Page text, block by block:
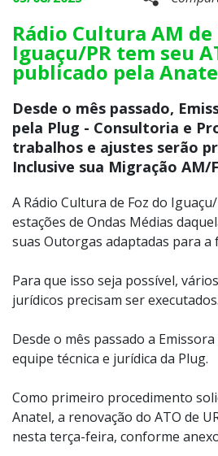
Rádio Cultura AM de
Iguaçu/PR tem seu
publicado pela
Desde o mês passado,
pela Plug - Consultoria e
trabalhos e ajustes serão
Inclusive sua Migração AM/
A Rádio Cultura de Foz do
estações de Ondas Médias
suas Outorgas adaptadas para a
Para que isso seja possível,
jurídicos precisam ser executados.
Desde o mês passado a
equipe técnica e jurídica da Plug.
Como primeiro procedimento
Anatel, a renovação do ATO de
nesta terça-feira, conforme